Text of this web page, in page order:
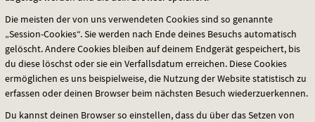
Die meisten der von uns verwendeten Cookies sind so genannte
„Session-Cookies“. Sie werden nach Ende deines Besuchs automatisch
gelöscht. Andere Cookies bleiben auf deinem Endgerät gespeichert, bis
du diese löschst oder sie ein Verfallsdatum erreichen. Diese Cookies
ermöglichen es uns beispielweise, die Nutzung der Website statistisch zu
erfassen oder deinen Browser beim nächsten Besuch wiederzuerkennen.
Du kannst deinen Browser so einstellen, dass du über das Setzen von